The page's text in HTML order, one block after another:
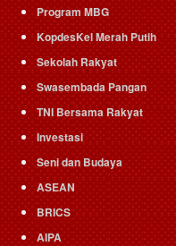
Program MBG
KopdesKel Merah Putih
Sekolah Rakyat
Swasembada Pangan
TNI Bersama Rakyat
Investasi
Seni dan Budaya
ASEAN
BRICS
AIPA